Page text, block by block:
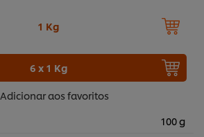
1 Kg
6 x 1 Kg
Adicionar aos favoritos
100 g